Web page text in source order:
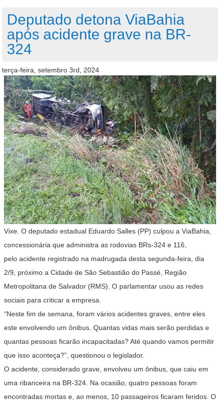
Deputado detona ViaBahia
após acidente grave na BR-
324
terça-feira, setembro 3rd, 2024
Vixe. O deputado estadual Eduardo Salles (PP) culpou a ViaBahia,
concessionária que administra as rodovias BRs-324 e 116,
pelo acidente registrado na madrugada desta segunda-feira, dia
2/9, próximo a Cidade de São Sebastião do Passé, Região
Metropolitana de Salvador (RMS). O parlamentar usou as redes
sociais para criticar a empresa.
“Neste fim de semana, foram vários acidentes graves, entre eles
este envolvendo um ônibus. Quantas vidas mais serão perdidas e
quantas pessoas ficarão incapacitadas? Até quando vamos permitir
que isso aconteça?”, questionou o legislador.
O acidente, considerado grave, envolveu um ônibus, que caiu em
uma ribanceira na BR-324. Na ocasião, quatro pessoas foram
encontradas mortas e, ao menos, 10 passageiros ficaram feridos. O